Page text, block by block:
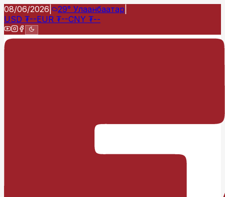
08/06/2026 29° Улаанбаатар
USD ₮--EUR ₮--CNY ₮--